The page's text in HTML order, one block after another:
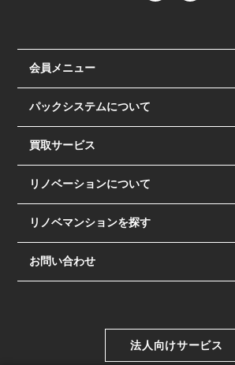
会員メニュー
パックシステムについて
買取サービス
リノベーションについて
リノベマンションを探す
お問い合わせ
法人向けサービス